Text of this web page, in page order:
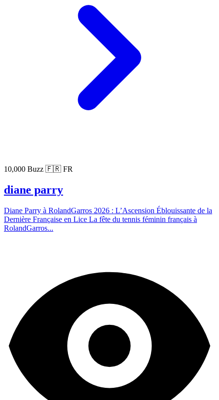
10,000 Buzz 🇫🇷 FR
diane parry
Diane Parry à RolandGarros 2026 : L’Ascension Éblouissante de la
Dernière Française en Lice La fête du tennis féminin français à
RolandGarros...